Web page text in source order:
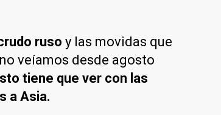
ruso y las movidas que
veíamos desde agosto
tiene que ver con las
a Asia.